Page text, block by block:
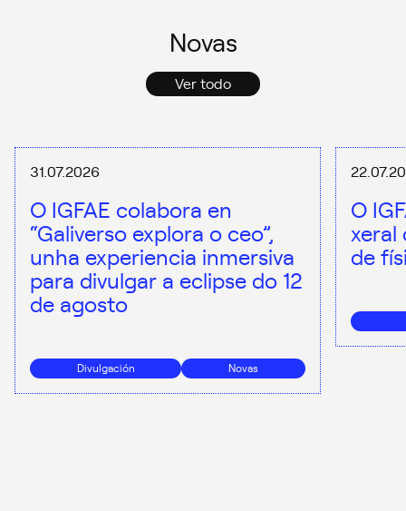
Novas
Ver todo
31.07.2026
O IGFAE colabora en
“Galiverso explora o ceo”,
unha experiencia inmersiva
para divulgar a eclipse do 12
de agosto
Divulgación Novas
O
xeral
de